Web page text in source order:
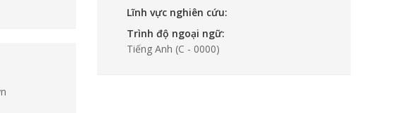
Lĩnh vực nghiên cứu:
Trình độ ngoại ngữ:
Tiếng Anh (C - 0000)